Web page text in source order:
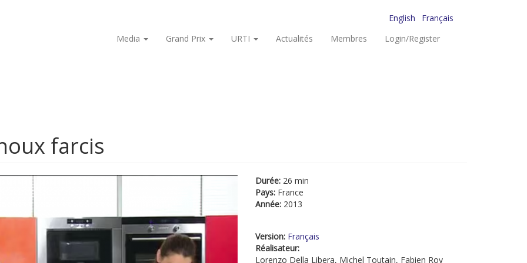
English
Français
Media
Grand Prix URTI Actualités Membres Login/Register
farcis
Durée: 26 min
Pays: France
Année: 2013
Version: Français
Réalisateur:
Lorenzo Della Libera, Michel Toutain, Fabien Roy